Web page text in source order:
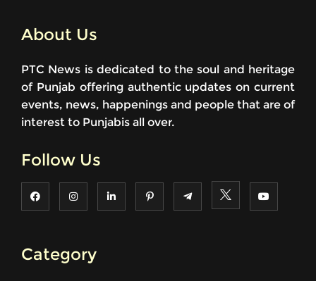
About Us
PTC News is dedicated to the soul and heritage
of Punjab offering authentic updates on current
events, news, happenings and people that are of
interest to Punjabis all over.
Follow Us
Category